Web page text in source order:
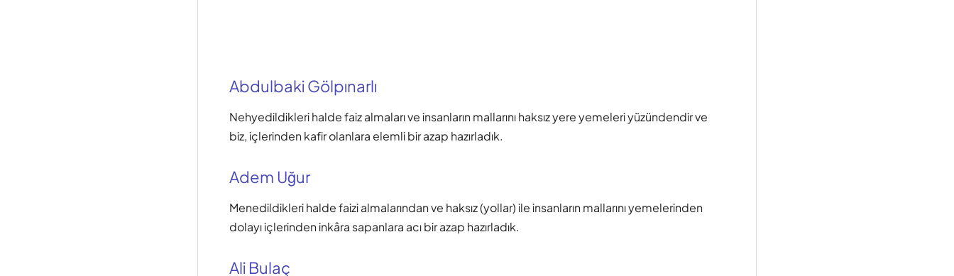
Abdulbaki Gölpınarlı
Nehyedildikleri halde faiz almaları ve insanların mallarını haksız yere yemeleri yüzündendir ve
biz, içlerinden kafir olanlara elemli bir azap hazırladık.
Adem Uğur
Menedildikleri halde faizi almalarından ve haksız (yollar) ile insanların mallarını yemelerinden
dolayı içlerinden inkâra sapanlara acı bir azap hazırladık.
Ali Bulaç